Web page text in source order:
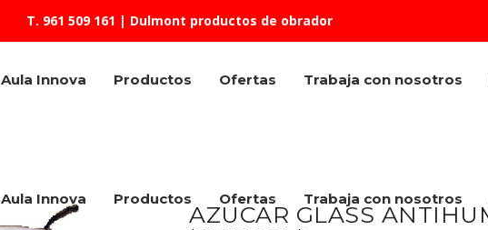
T. 961 509 161 | Dulmont productos de obrador
Aula Innova Productos Ofertas Trabaja con nosotros
Aula Innova Productos Ofertas Trabaja con nosotros
AZUCAR GLASS